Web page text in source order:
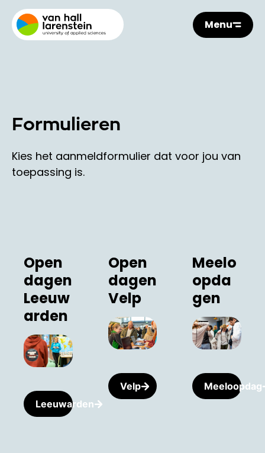
Menu
Formulieren
Kies het aanmeldformulier dat voor jou van
toepassing is.
Open
dagen
Leeuw
arden
Leeuwarden
Open
dagen
Velp
Velp
Meelo
opda
gen
Meeloopdag